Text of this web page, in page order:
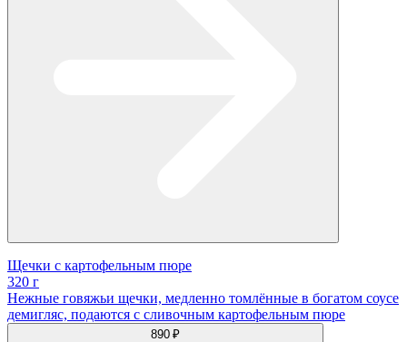
Щечки с картофельным пюре
320 г
Нежные говяжьи щечки, медленно томлённые в богатом соусе
демигляс, подаются с сливочным картофельным пюре
890 ₽